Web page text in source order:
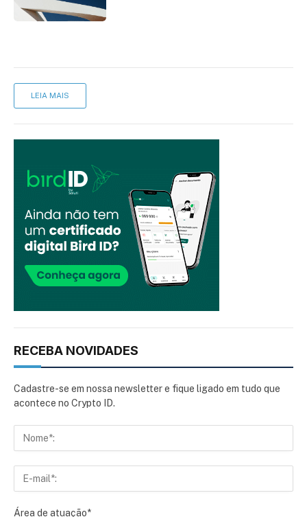
LEIA MAIS
RECEBA NOVIDADES
Cadastre-se em nossa newsletter e fique ligado em tudo que
acontece no Crypto ID.
Área de atuação*